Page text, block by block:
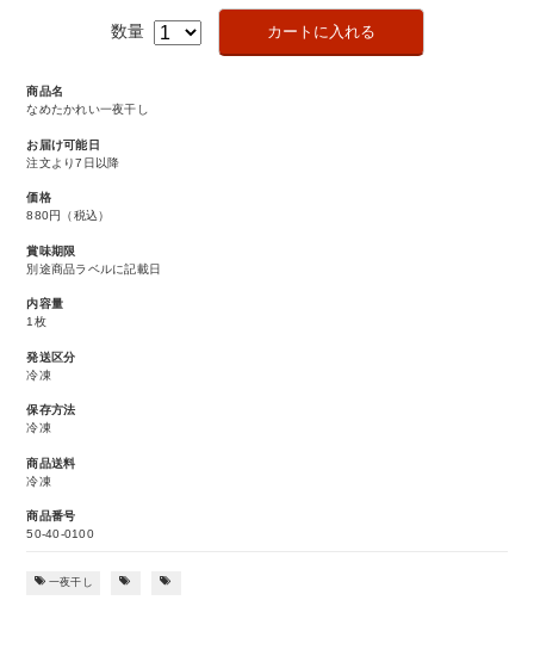
数量
商品名
なめたかれい一夜干し
お届け可能日
注文より7日以降
価格
880円
（税込）
賞味期限
別途商品ラベルに記載日
内容量
1枚
発送区分
冷凍
保存方法
冷凍
商品送料
冷凍
商品番号
50-40-0100
一夜干し